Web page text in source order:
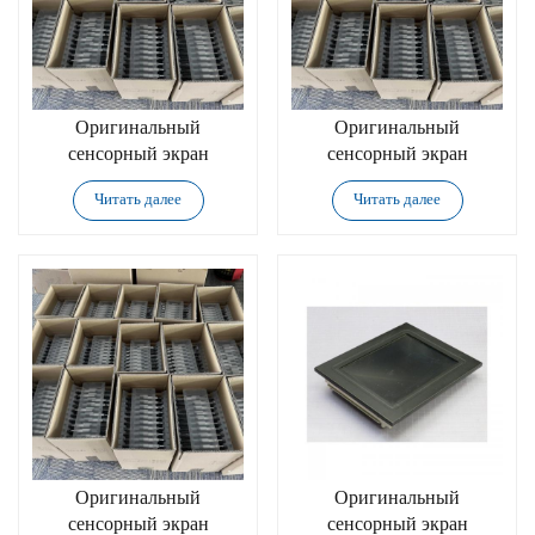
Оригинальный
сенсорный экран
Advantech TPC-317-
RJ22A
Читать далее
Оригинальный
сенсорный экран
Advantech UTC-
315DP-ATWOE
Читать далее
Оригинальный
сенсорный экран
Оригинальный
сенсорный экран